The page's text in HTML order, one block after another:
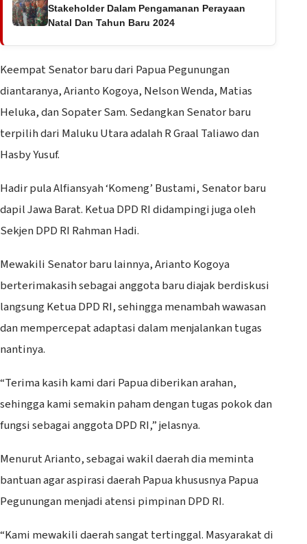
Stakeholder Dalam Pengamanan Perayaan
Natal Dan Tahun Baru 2024
Keempat Senator baru dari Papua Pegunungan
diantaranya, Arianto Kogoya, Nelson Wenda, Matias
Heluka, dan Sopater Sam. Sedangkan Senator baru
terpilih dari Maluku Utara adalah R Graal Taliawo dan
Hasby Yusuf.
Hadir pula Alfiansyah ‘Komeng’ Bustami, Senator baru
dapil Jawa Barat. Ketua DPD RI didampingi juga oleh
Sekjen DPD RI Rahman Hadi.
Mewakili Senator baru lainnya, Arianto Kogoya
berterimakasih sebagai anggota baru diajak berdiskusi
langsung Ketua DPD RI, sehingga menambah wawasan
dan mempercepat adaptasi dalam menjalankan tugas
nantinya.
“Terima kasih kami dari Papua diberikan arahan,
sehingga kami semakin paham dengan tugas pokok dan
fungsi sebagai anggota DPD RI,” jelasnya.
Menurut Arianto, sebagai wakil daerah dia meminta
bantuan agar aspirasi daerah Papua khususnya Papua
Pegunungan menjadi atensi pimpinan DPD RI.
“Kami mewakili daerah sangat tertinggal. Masyarakat di